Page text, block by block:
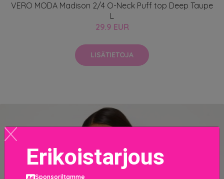
VERO MODA Madison 2/4 O-Neck Puff top Deep Taupe
L
29.9 EUR
LISÄTIETOJA
Erikoistarjous
Sponsoriltamme